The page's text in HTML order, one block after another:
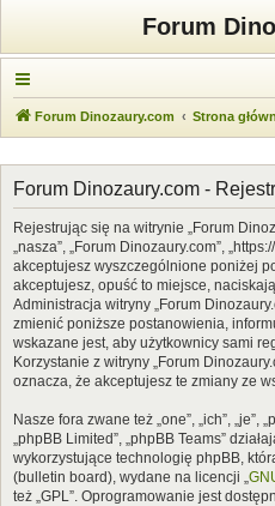
Forum
Forum Dinozaury.com Strona
Forum Dinozaury.com -
Rejestrując się na witrynie „Forum
„nasza”, „Forum Dinozaury.com”,
akceptujesz wyszczególnione poniżej
akceptujesz, opuść to miejsce,
Administracja witryny „Forum
zmienić poniższe postanowienia,
wskazane jest, aby użytkownicy sami
Korzystanie z witryny „Forum
oznacza, że akceptujesz te zmiany ze
Nasze fora zwane też „one”, „ich”, „je”,
„phpBB Limited”, „phpBB Teams”
wykorzystujące technologię phpBB,
(bulletin board), wydane na licencji „
też „GPL”. Oprogramowanie jest